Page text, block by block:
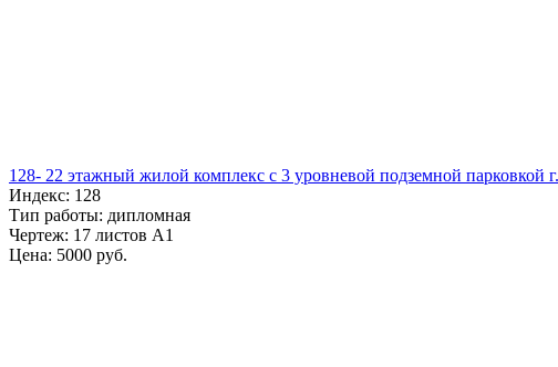
128- 22 этажный жилой комплекс с 3 уровневой подземной парковкой
Индекс: 128
Тип работы: дипломная
Чертеж: 17 листов А1
Цена: 5000 руб.